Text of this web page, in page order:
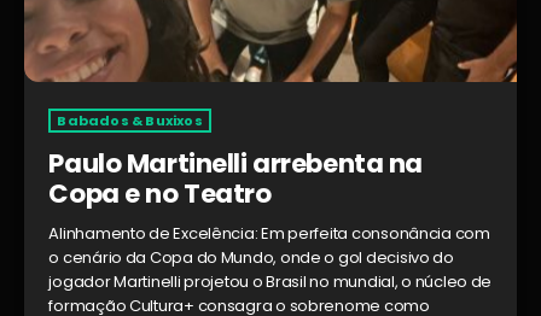
Babados & Buxixos
Paulo Martinelli arrebenta na
Copa e no Teatro
Alinhamento de Excelência: Em perfeita consonância com
o cenário da Copa do Mundo, onde o gol decisivo do
jogador Martinelli projetou o Brasil no mundial, o núcleo de
formação Cultura+ consagra o sobrenome como